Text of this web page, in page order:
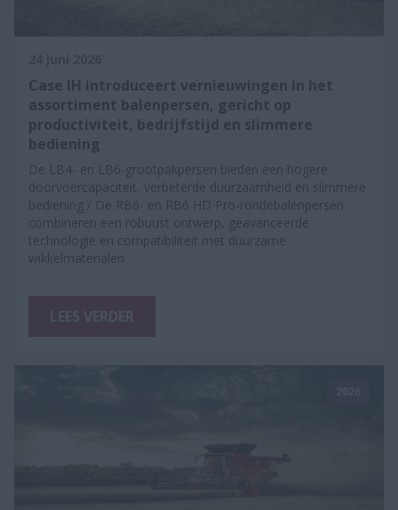
Case IH introduceert vernieuwingen in het
assortiment balenpersen, gericht op
productiviteit, bedrijfstijd en slimmere
bediening
De LB4- en LB6-grootpakpersen bieden een hogere
doorvoercapaciteit, verbeterde duurzaamheid en slimmere
bediening / De RB6- en RB6 HD Pro-rondebalenpersen
combineren een robuust ontwerp, geavanceerde
technologie en compatibiliteit met duurzame
wikkelmaterialen